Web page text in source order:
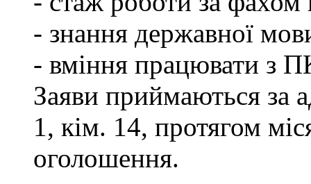
- знання державної
- вміння працювати з
Заяви приймаються за
1, кім. 14, протягом
оголошення.